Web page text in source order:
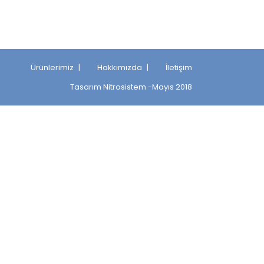
Ürünlerimiz Hakkımızda
İletişim
Tasarım Nitrosistem -Mayıs 2018